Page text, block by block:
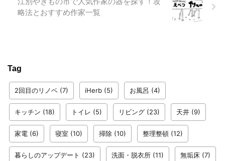
略法とおすすめ作家一覧
Tag
2回目のリノベ (7) iHerb (5) お風呂 (4)
キッチン (18) トイレ (5) リビング (23) 天井 (9)
家電 (6) 寝室 (10) 掃除 (10) 整理整頓 (12)
暮らしのアップデート (23) 洗面・脱衣所 (11) 無垢床 (7)